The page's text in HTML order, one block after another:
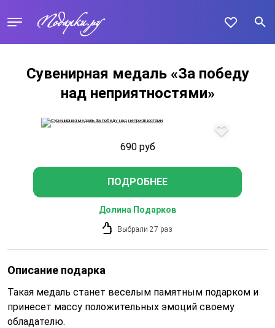
Сувенирная медаль «За победу
над неприятностями»
690 руб
ПОДРОБНЕЕ
Долина Подарков
Выбрали 27 раз
Описание подарка
Такая медаль станет веселым памятным подарком и
принесет массу положительных эмоций своему
обладателю.